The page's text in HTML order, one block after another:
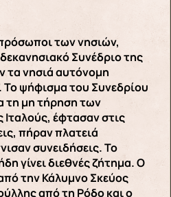
των νησιών,
Συνέδριο της
τα νησιά αυτόνομη
Το ψήφισμα του Συνεδρίου
τη μη τήρηση των
έφτασαν στις
πήραν πλατειά
συνειδήσεις. Το
γίνει διεθνές ζήτημα. Ο
την Κάλυμνο Σκεύος
από τη Ρόδο και ο